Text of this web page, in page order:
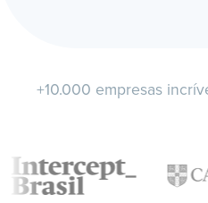
+10.000 empresas